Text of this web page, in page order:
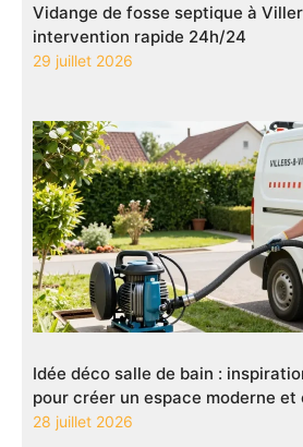
Vidange de fosse septique à
intervention rapide 24h/24
29 juillet 2026
Idée déco salle de bain :
pour créer un espace moderne et
28 juillet 2026